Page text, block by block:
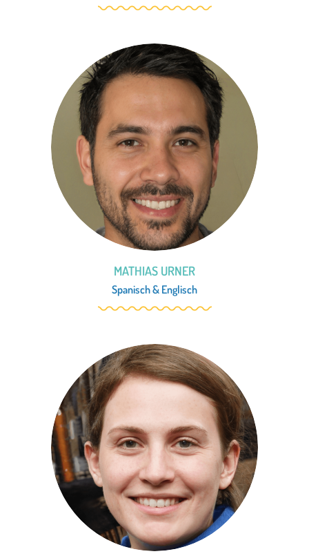
MATHIAS URNER
Spanisch& Englisch